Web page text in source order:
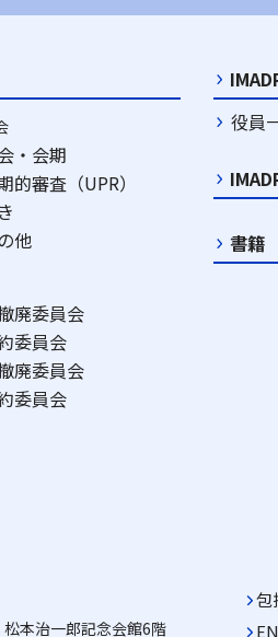
・会期
的審査（UPR）
他
廃委員会
委員会
廃委員会
委員会
役員
書籍
松本治一郎記念会館6階
包